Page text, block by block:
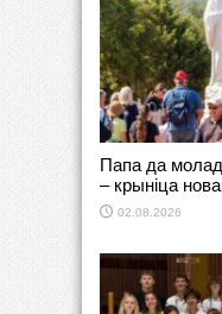
Папа да
– крыніца
02.08.2026